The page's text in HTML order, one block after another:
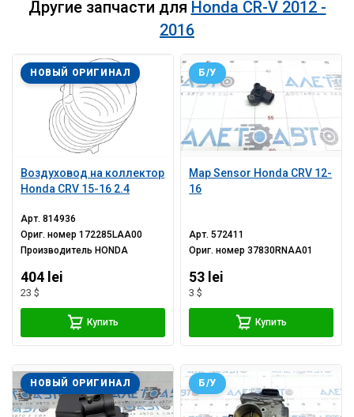
Другие запчасти для Honda CR-V 2012 -
2016
Воздуховод на коллектор
Honda CRV 15-16 2.4
НОВЫЙ ОРИГИНАЛ
Арт.814936
Ориг. номер172285LAA00
Производитель HONDA
404 lei
23 $
Купить
Map Sensor Honda CRV 12-
16
Б/У
Арт.572411
Ориг. номер37830RNAA01
53 lei
3 $
Купить
НОВЫЙ ОРИГИНАЛ Б/У